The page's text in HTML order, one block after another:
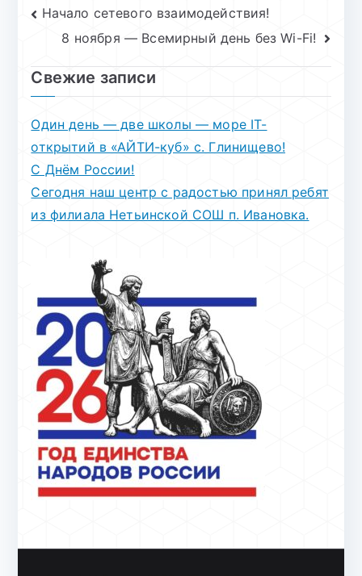
Навигация
записям
Начало сетевого взаимодействия!
8 ноября — Всемирный день без Wi-Fi!
Свежие записи
Один день — две школы — море IT-
открытий в «АЙТИ-куб» с. Глинищево!
С Днём России!
Сегодня наш центр с радостью принял ребят
из филиала Нетьинской СОШ п. Ивановка.